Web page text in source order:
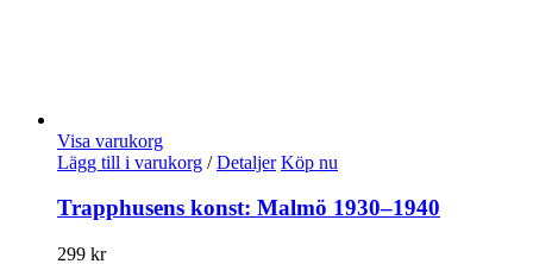
Visa varukorg
Lägg till i varukorg / Detaljer Köp nu
Trapphusens konst: Malmö 1930–1940
299 kr